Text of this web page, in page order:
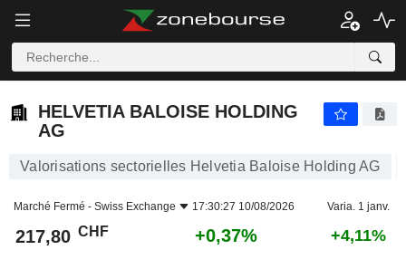
HELVETIA BALOISE HOLDING
AG
Valorisations sectorielles Helvetia Baloise Holding AG
Marché Fermé - Swiss Exchange 17:30:27 10/08/2026 Varia. 1 janv.
217,80 CHF +0,37% +4,11%